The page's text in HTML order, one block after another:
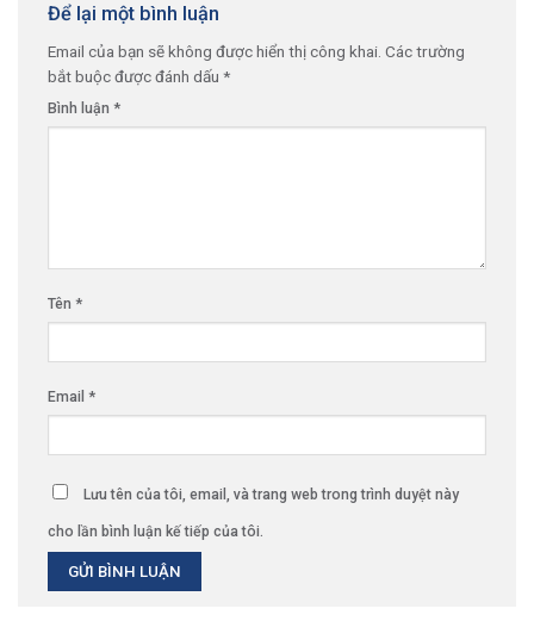
Để lại một bình luận
Email của bạn sẽ không được hiển thị công khai. Các trường
bắt buộc được đánh dấu *
Bình luận *
Tên *
Email *
Lưu tên của tôi, email, và trang web trong trình duyệt này
cho lần bình luận kế tiếp của tôi.